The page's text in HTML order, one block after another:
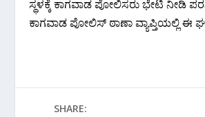
ಸ್ಥಳಕ್ಕೆ ಕಾಗವಾಡ ಪೋಲಿಸರು ಭೇಟಿ ನೀಡಿ
ಕಾಗವಾಡ ಪೋಲಿಸ್ ಠಾಣಾ ವ್ಯಾಪ್ತಿಯಲ್ಲಿ ಈ
SHARE: